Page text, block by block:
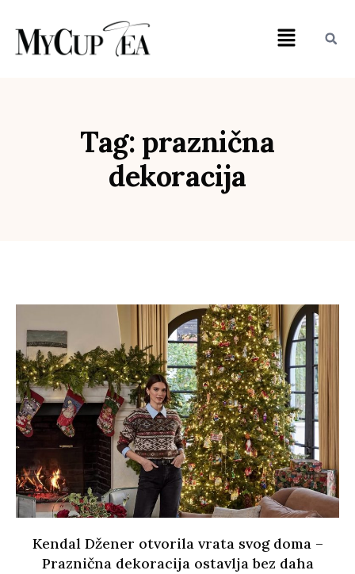
Tag: praznična
dekoracija
Kendal Džener otvorila vrata svog doma –
Praznična dekoracija ostavlja bez daha